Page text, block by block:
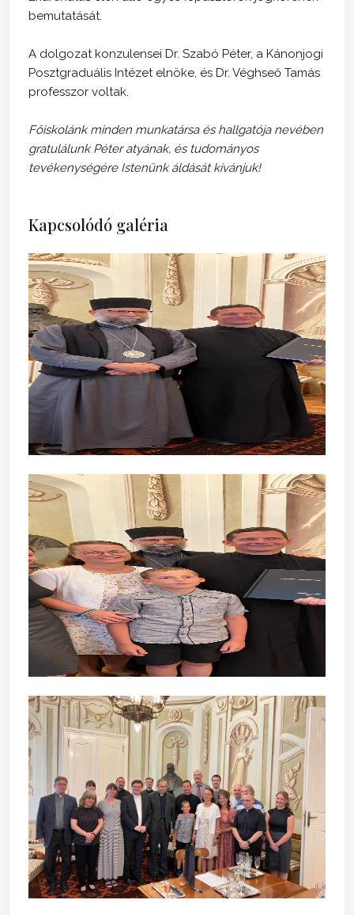
bemutatását.
A dolgozat konzulensei Dr. Szabó Péter, a Kánonjogi
Posztgraduális Intézet elnöke, és Dr. Véghseő Tamás
professzor voltak.
Főiskolánk minden munkatársa és hallgatója nevében
gratulálunk Péter atyának, és tudományos
tevékenységére Istenünk áldását kívánjuk!
Kapcsolódó galéria